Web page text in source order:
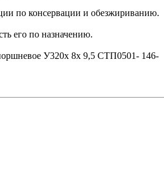
по консервации и обезжириванию.
его по назначению.
У320х 8х 9,5 СТП0501- 146-